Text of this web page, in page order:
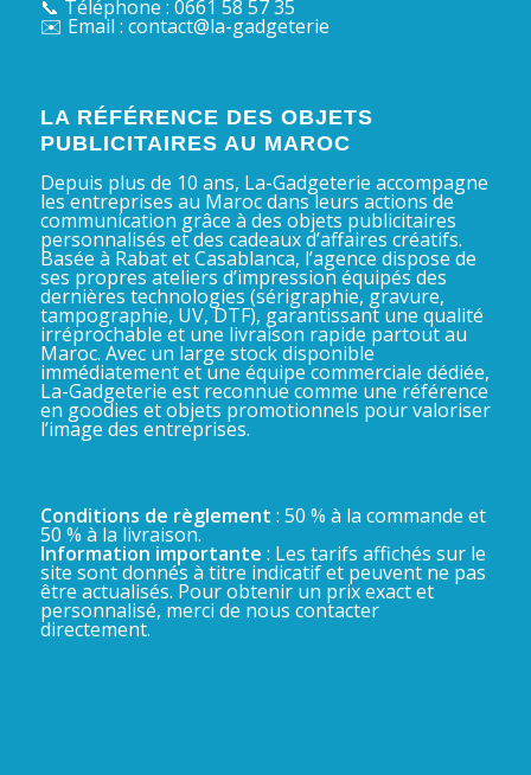
📞 Téléphone : 0661 58 57 35
✉️ Email : contact@la-gadgeterie
LA RÉFÉRENCE DES OBJETS
PUBLICITAIRES AU MAROC
Depuis plus de 10 ans, La-Gadgeterie accompagne
les entreprises au Maroc dans leurs actions de
communication grâce à des objets publicitaires
personnalisés et des cadeaux d’affaires créatifs.
Basée à Rabat et Casablanca, l’agence dispose de
ses propres ateliers d’impression équipés des
dernières technologies (sérigraphie, gravure,
tampographie, UV, DTF), garantissant une qualité
irréprochable et une livraison rapide partout au
Maroc. Avec un large stock disponible
immédiatement et une équipe commerciale dédiée,
La-Gadgeterie est reconnue comme une référence
en goodies et objets promotionnels pour valoriser
l’image des entreprises.
Conditions de règlement : 50 % à la commande et
50 % à la livraison.
Information importante : Les tarifs affichés sur le
site sont donnés à titre indicatif et peuvent ne pas
être actualisés. Pour obtenir un prix exact et
personnalisé, merci de nous contacter
directement.